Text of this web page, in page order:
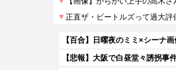
【百合】日曜夜のミミ×シーナ
【悲報】大阪で白昼堂々誘拐